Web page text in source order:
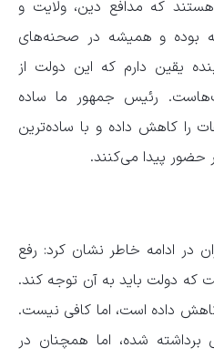
هستند که مدافع دین، ولایت و
بوده و همیشه در صحنه‌های
یقین دارم که این دولت از
رئیس جمهور ما ساده
را کاهش داده و با ساده‌ترین
حضور پیدا می‌کنند.
در ادامه خاطر نشان کرد: رفع
که دولت باید به آن توجه کند.
داده است، اما کافی نیست.
شده، اما همچنان در